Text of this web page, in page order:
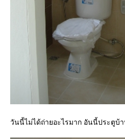
วันนี้ไม่ได้ถ่ายอะไรมาก อันนี้ประตูบ้